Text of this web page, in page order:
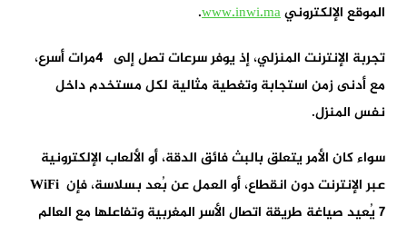
الموقع الإلكترونيwww.inwi.ma
.
تجربة الإنترنت المنزلي، إذيوفرسرعات تصل إلى 4مرات أسرع،
معأدنى زمن استجابة وتغطية مثالية لكل مستخدم داخل
نفس المنزل.
سواء كان الأمر يتعلق بالبث فائق الدقة، أو الألعاب الإلكترونية
عبر الإنترنت دون انقطاع، أو العمل عن بُعد بسلاسة، فإن WiFi
7يُعيد صياغة طريقة اتصال الأسر المغربية وتفاعلها مع العالم